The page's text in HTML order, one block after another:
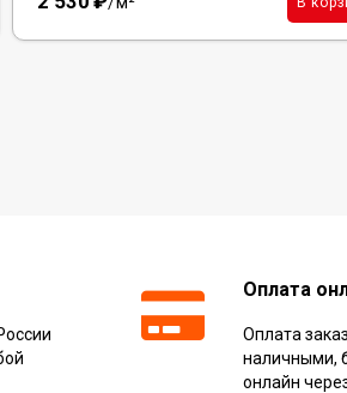
Оплата
Оплата
наличными,
онлайн